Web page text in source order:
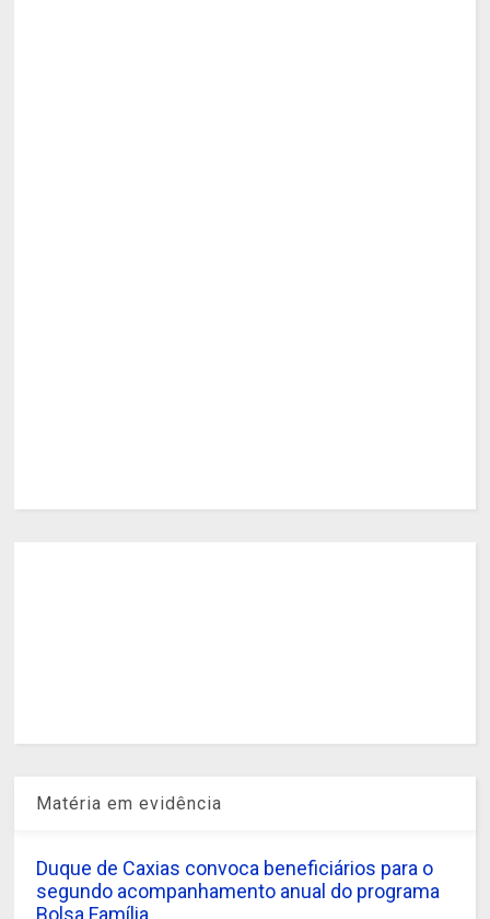
Matéria em evidência
Duque de Caxias convoca beneficiários para o
segundo acompanhamento anual do programa
Bolsa Família